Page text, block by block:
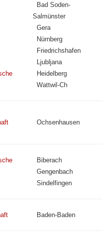
Bad Soden-
Salmünster
Gera
Nürnberg
Friedrichshafen
Ljubljana
Heidelberg
Wattwil-Ch
Ochsenhausen
Biberach
Gengenbach
Sindelfingen
Baden-Baden